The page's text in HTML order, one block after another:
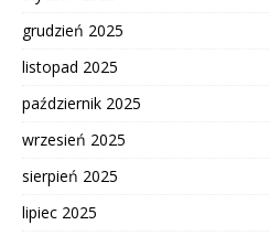
grudzień 2025
listopad 2025
październik 2025
wrzesień 2025
sierpień 2025
lipiec 2025